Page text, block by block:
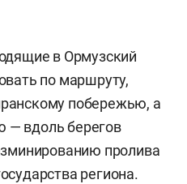
в Ормузский
по маршруту,
побережью, а
— вдоль берегов
пролива
региона.